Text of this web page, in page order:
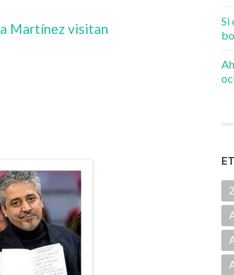
Martínez visitan
Si